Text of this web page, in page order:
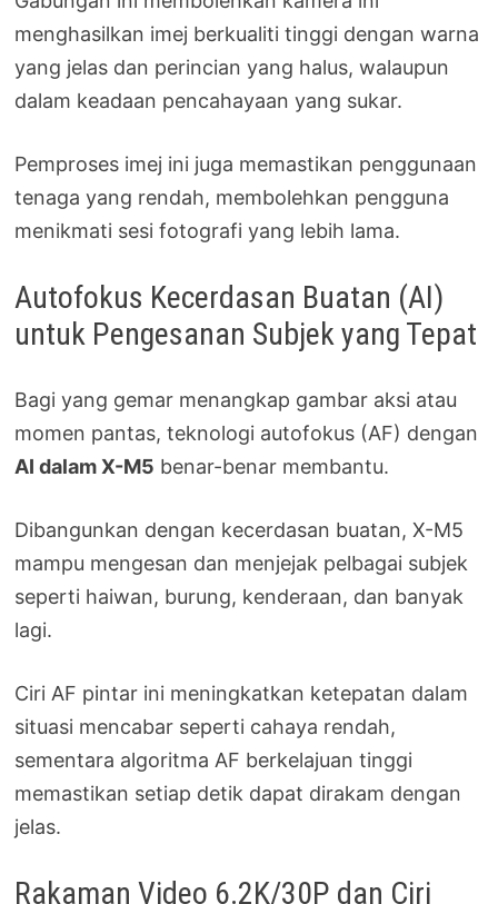
menghasilkan imej berkualiti tinggi dengan warna
yang jelas dan perincian yang halus, walaupun
dalam keadaan pencahayaan yang sukar.
Pemproses imej ini juga memastikan penggunaan
tenaga yang rendah, membolehkan pengguna
menikmati sesi fotografi yang lebih lama.
Autofokus Kecerdasan Buatan (AI)
untuk Pengesanan Subjek yang Tepat
Bagi yang gemar menangkap gambar aksi atau
momen pantas, teknologi autofokus (AF) dengan
AI dalam X-M5 benar-benar membantu.
Dibangunkan dengan kecerdasan buatan, X-M5
mampu mengesan dan menjejak pelbagai subjek
seperti haiwan, burung, kenderaan, dan banyak
lagi.
Ciri AF pintar ini meningkatkan ketepatan dalam
situasi mencabar seperti cahaya rendah,
sementara algoritma AF berkelajuan tinggi
memastikan setiap detik dapat dirakam dengan
jelas.
Rakaman Video 6.2K/30P dan Ciri